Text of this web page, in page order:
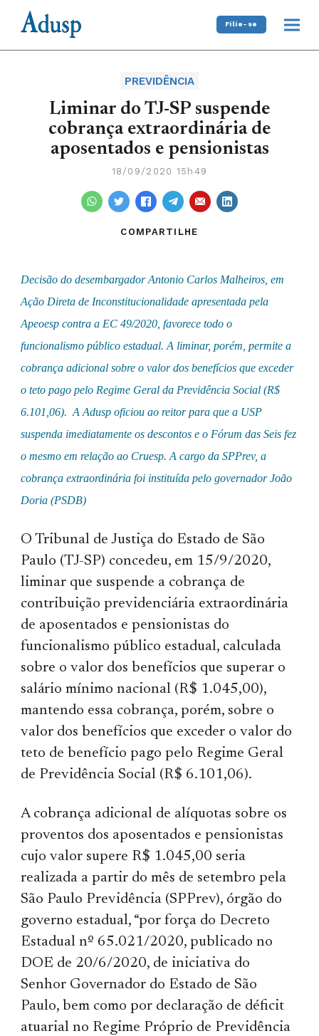
Filie-se
PREVIDÊNCIA
Liminar do TJ-SP suspende
cobrança extraordinária de
aposentados e pensionistas
18/09/2020 15h49
COMPARTILHE
Decisão do desembargador Antonio Carlos Malheiros, em
Ação Direta de Inconstitucionalidade apresentada pela
Apeoesp contra a EC 49/2020, favorece todo o
funcionalismo público estadual. A liminar, porém, permite a
cobrança adicional sobre o valor dos benefícios que exceder
o teto pago pelo Regime Geral da Previdência Social (R$
6.101,06). A Adusp oficiou ao reitor para que a USP
suspenda imediatamente os descontos e o Fórum das Seis fez
o mesmo em relação ao Cruesp. A cargo da SPPrev, a
cobrança extraordinária foi instituída pelo governador João
Doria (PSDB)
O Tribunal de Justiça do Estado de São
Paulo (TJ-SP) concedeu, em 15/9/2020,
liminar que suspende a cobrança de
contribuição previdenciária extraordinária
de aposentados e pensionistas do
funcionalismo público estadual, calculada
sobre o valor dos benefícios que superar o
salário mínimo nacional (R$ 1.045,00),
mantendo essa cobrança, porém, sobre o
valor dos benefícios que exceder o valor do
teto de benefício pago pelo Regime Geral
de Previdência Social (R$ 6.101,06).
A cobrança adicional de alíquotas sobre os
proventos dos aposentados e pensionistas
cujo valor supere R$ 1.045,00 seria
realizada a partir do mês de setembro pela
São Paulo Previdência (SPPrev), órgão do
governo estadual, “por força do Decreto
Estadual nº 65.021/2020, publicado no
DOE de 20/6/2020, de iniciativa do
Senhor Governador do Estado de São
Paulo, bem como por declaração de déficit
atuarial no Regime Próprio de Previdência